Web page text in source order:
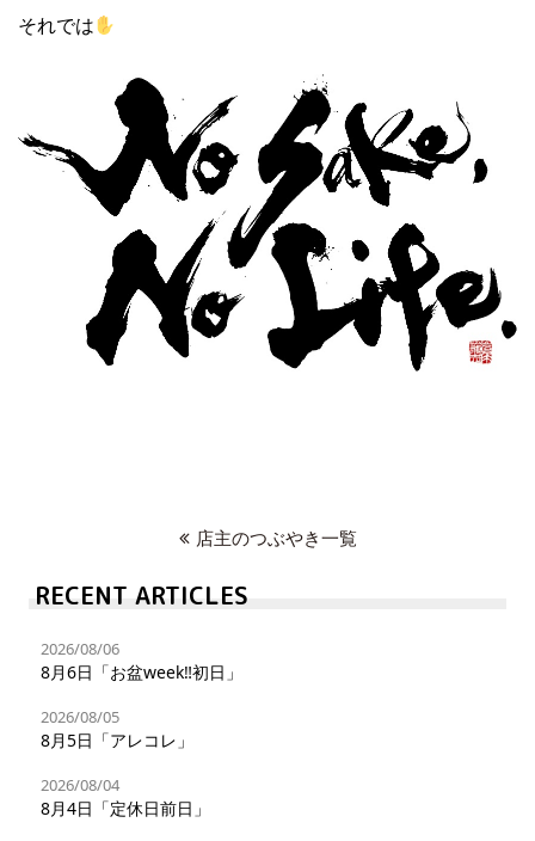
それでは
店主のつぶやき一覧
RECENT ARTICLES
2026/08/06
8月6日「お盆week‼︎初日」
2026/08/05
8月5日「アレコレ」
2026/08/04
8月4日「定休日前日」